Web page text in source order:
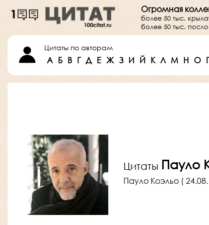
Огромная
более 50 тыс.
более 50 тыс.
Цитаты по авторам
А Б В Г Д Е Ж З И Й К Л М Н О
Цитаты Пауло
Пауло Коэльо (